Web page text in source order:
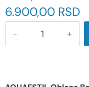
6.900,00 RSD